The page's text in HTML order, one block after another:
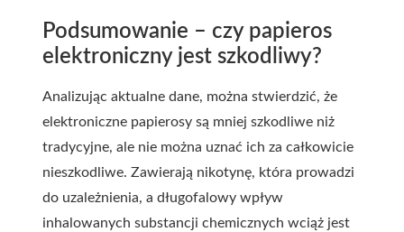
Podsumowanie – czy papieros
elektroniczny jest szkodliwy?
Analizując aktualne dane, można stwierdzić, że
elektroniczne papierosy są mniej szkodliwe niż
tradycyjne, ale nie można uznać ich za całkowicie
nieszkodliwe. Zawierają nikotynę, która prowadzi
do uzależnienia, a długofalowy wpływ
inhalowanych substancji chemicznych wciąż jest